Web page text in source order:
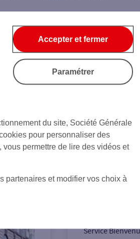
Par Mail
Ouverture de
Service
du site, Société Générale
pour personnaliser des
permettre de lire des vidéos et
partenaires et modifier vos choix à
Accepter et fermer
Paramétrer